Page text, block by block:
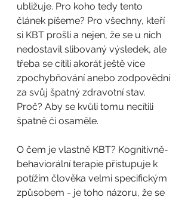
ubližuje. Pro koho tedy tento
článek píšeme? Pro všechny, kteří
si KBT prošli a nejen, že se u nich
nedostavil slibovaný výsledek, ale
třeba se cítili akorát ještě více
zpochybňování anebo zodpovědní
za svůj špatný zdravotní stav.
Proč? Aby se kvůli tomu necítili
špatně či osaměle.
O čem je vlastně KBT? Kognitivně-
behaviorální terapie přistupuje k
potížím člověka velmi specifickým
způsobem - je toho názoru, že se